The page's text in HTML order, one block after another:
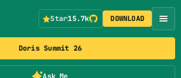
Doris Summit 26
Star15.7k DOWNLOAD